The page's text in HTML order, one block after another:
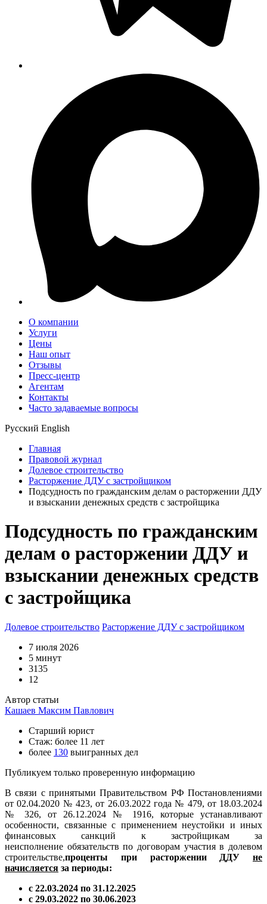
О компании
Услуги
Цены
Наш опыт
Отзывы
Пресс-центр
Агентам
Контакты
Часто задаваемые вопросы
Русский English
Главная
Правовой журнал
Долевое строительство
Расторжение ДДУ с застройщиком
Подсудность по гражданским делам о расторжении ДДУ
и взыскании денежных средств с застройщика
Подсудность по гражданским
делам о расторжении ДДУ и
взыскании денежных средств
с застройщика
Долевое строительство Расторжение ДДУ с застройщиком
7 июля 2026
5 минут
3135
12
Автор статьи
Кашаев Максим Павлович
Старший юрист
Стаж: более 11 лет
более 130 выигранных дел
Публикуем только проверенную информацию
В связи с принятыми Правительством РФ Постановлениями
от 02.04.2020 № 423, от 26.03.2022 года № 479, от 18.03.2024
№ 326, от 26.12.2024 № 1916, которые устанавливают
особенности, связанные с применением неустойки и иных
финансовых санкций к застройщикам за
неисполнение обязательств по договорам участия в долевом
строительстве,проценты при расторжении ДДУ
не
начисляется за периоды:
с 22.03.2024 по 31.12.2025
с 29.03.2022 по 30.06.2023